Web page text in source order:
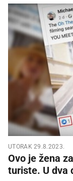
UTORAK 29.8.2023.
Ovo je žena
turiste. U dva